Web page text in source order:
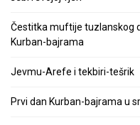
Čestitka muftije tuzlanskog
Kurban-bajrama
Jevmu-Arefe i tekbiri-tešrik
Prvi dan Kurban-bajrama u